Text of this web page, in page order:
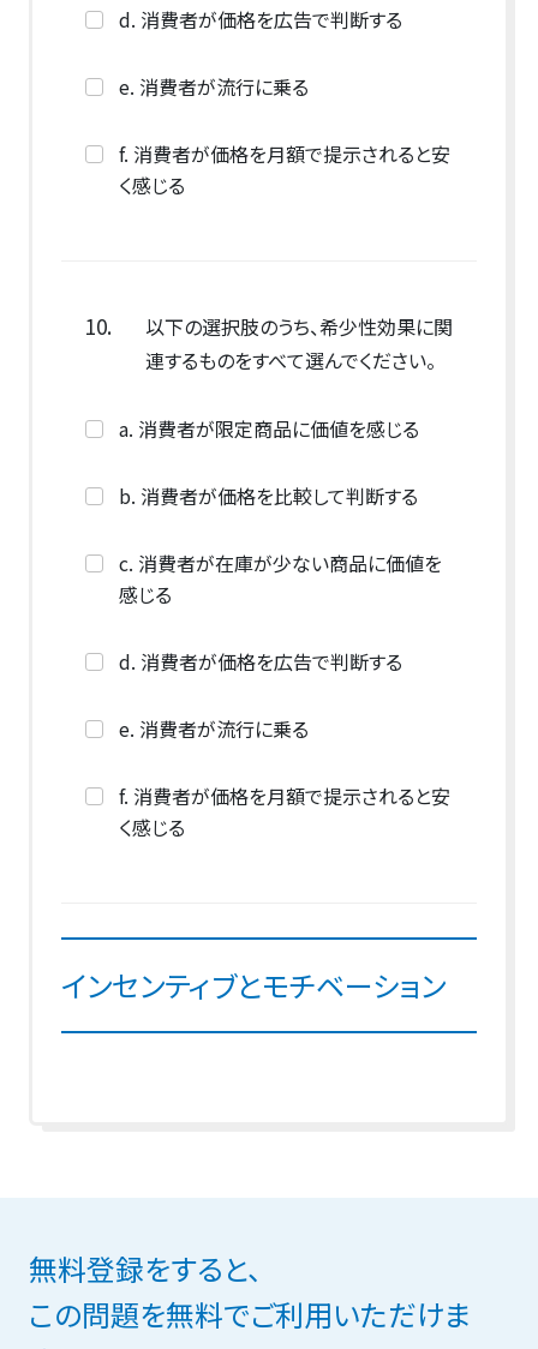
d. 消費者が価格を広告で判断する
e. 消費者が流行に乗る
f. 消費者が価格を月額で提示されると安
く感じる
10.
以下の選択肢のうち、希少性効果に関
連するものをすべて選んでください。
a. 消費者が限定商品に価値を感じる
b. 消費者が価格を比較して判断する
c. 消費者が在庫が少ない商品に価値を
感じる
d. 消費者が価格を広告で判断する
e. 消費者が流行に乗る
f. 消費者が価格を月額で提示されると安
く感じる
インセンティブとモチベーション
無料登録をすると、
この問題を無料でご利用いただけま